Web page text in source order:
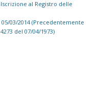
al Registro delle
03/2014 (Precedentemente
del 07/04/1973)